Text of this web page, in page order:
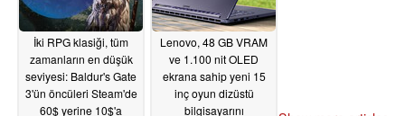
İki RPG klasiği, tüm
zamanların en düşük
seviyesi: Baldur's Gate
3'ün öncüleri Steam'de
60$ yerine 10$'a
Lenovo, 48 GB VRAM
ve 1.100 nit OLED
ekrana sahip yeni 15
inç oyun dizüstü
bilgisayarını